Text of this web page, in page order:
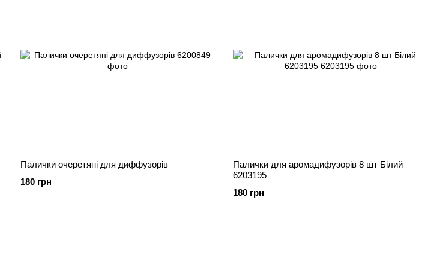
Палички очеретяні для диффузорів
180 грн
Палички для аромадифузорів 8 шт Білий
6203195
180 грн